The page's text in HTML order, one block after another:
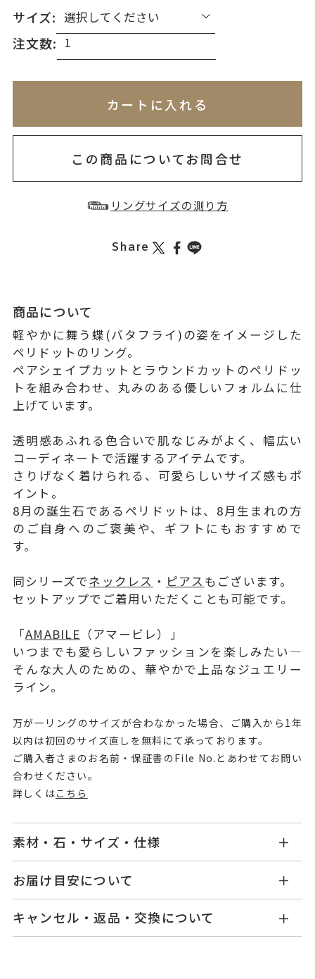
サイズ:
注文数:
希望する
希望しない
お届け目安：約1ヶ月半以内
カートに入れる
この商品についてお問合せ
リングサイズの測り方
Share
商品について
軽やかに舞う蝶(バタフライ)の姿をイメージした
ペリドットのリング。
ペアシェイプカットとラウンドカットのペリドッ
トを組み合わせ、丸みのある優しいフォルムに仕
上げています。
透明感あふれる色合いで肌なじみがよく、幅広い
コーディネートで活躍するアイテムです。
さりげなく着けられる、可愛らしいサイズ感もポ
イント。
8月の誕生石であるペリドットは、8月生まれの方
のご自身へのご褒美や、ギフトにもおすすめで
す。
同シリーズでネックレス ・ ピアス もございます。
セットアップでご着用いただくことも可能です。
「AMABILE （アマービレ）」
いつまでも愛らしいファッションを楽しみたい―
そんな大人のための、華やかで上品なジュエリー
ライン。
万が一リングのサイズが合わなかった場合、ご購入から1年
以内は初回のサイズ直しを無料にて承っております。
ご購入者さまのお名前・保証書のFile No.とあわせてお問い
合わせください。
詳しくはこちら
素材・石・サイズ・仕様
品番
MC2304R001PRYG1
素材
K10イエローゴールド
石
ペリドット
お届け目安について
せ。
ご注文およびご入金確認後、以下の日程にて発送
キャンセル・返品・交換について